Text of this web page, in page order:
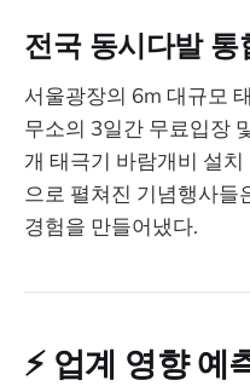
전국 동시다발 통
서울광장의 6m 대규모
무소의 3일간 무료입장
개 태극기 바람개비 설
으로 펼쳐진 기념행사들
경험을 만들어냈다.
⚡ 업계 영향 예